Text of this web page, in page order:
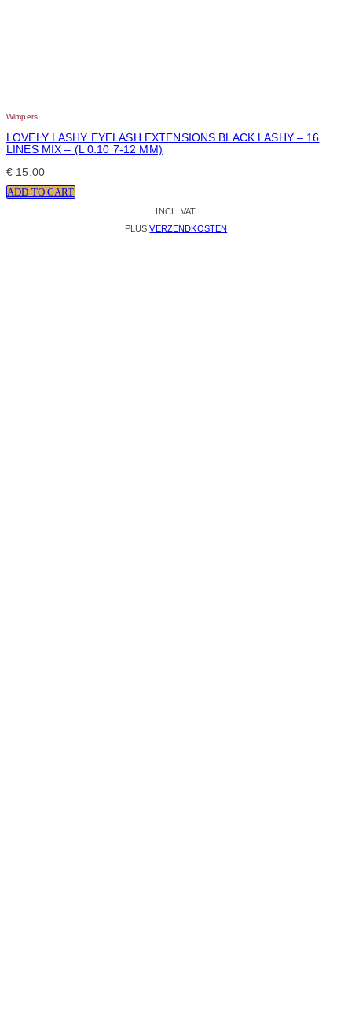
Wimpers
LOVELY LASHY EYELASH EXTENSIONS BLACK LASHY – 16
LINES MIX – (L 0.10 7-12 MM)
€ 15,00
ADD TO CART
INCL. VAT
PLUSVERZENDKOSTEN